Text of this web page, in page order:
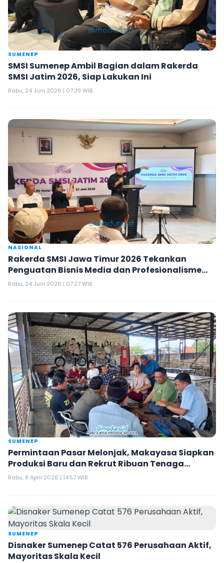
SUMENEP
SMSI Sumenep Ambil Bagian dalam Rakerda
SMSI Jatim 2026, Siap Lakukan Ini
Rabu, 24 Juni 2026 | 07:39 WIB
NASIONAL
Rakerda SMSI Jawa Timur 2026 Tekankan
Penguatan Bisnis Media dan Profesionalisme
Perusahaan Pers
Rabu, 24 Juni 2026 | 07:27 WIB
SUMENEP
Permintaan Pasar Melonjak, Makayasa Siapkan
Produksi Baru dan Rekrut Ribuan Tenaga
Profesional
Rabu, 8 April 2026 | 14:57 WIB
SUMENEP
Disnaker Sumenep Catat 576 Perusahaan Aktif,
Mayoritas Skala Kecil